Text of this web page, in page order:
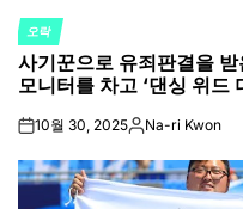
POSTED
IN
오락
사기꾼으로 유죄판결을
모니터를 차고 ‘댄싱 위드
on10월 30, 2025Posted
Na-ri Kwon